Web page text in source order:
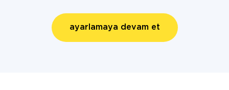
ayarlamaya devam et